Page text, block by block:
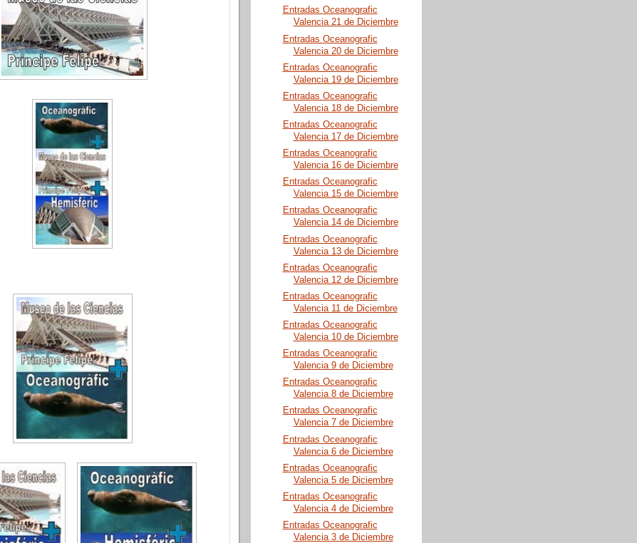
Entradas Oceanografic
Valencia 21 de Diciembre
Entradas Oceanografic
Valencia 20 de Diciembre
Entradas Oceanografic
Valencia 19 de Diciembre
Entradas Oceanografic
Valencia 18 de Diciembre
Entradas Oceanografic
Valencia 17 de Diciembre
Entradas Oceanografic
Valencia 16 de Diciembre
Entradas Oceanografic
Valencia 15 de Diciembre
Entradas Oceanografic
Valencia 14 de Diciembre
Entradas Oceanografic
Valencia 13 de Diciembre
Entradas Oceanografic
Valencia 12 de Diciembre
Entradas Oceanografic
Valencia 11 de Diciembre
Entradas Oceanografic
Valencia 10 de Diciembre
Entradas Oceanografic
Valencia 9 de Diciembre
Entradas Oceanografic
Valencia 8 de Diciembre
Entradas Oceanografic
Valencia 7 de Diciembre
Entradas Oceanografic
Valencia 6 de Diciembre
Entradas Oceanografic
Valencia 5 de Diciembre
Entradas Oceanografic
Valencia 4 de Diciembre
Entradas Oceanografic
Valencia 3 de Diciembre